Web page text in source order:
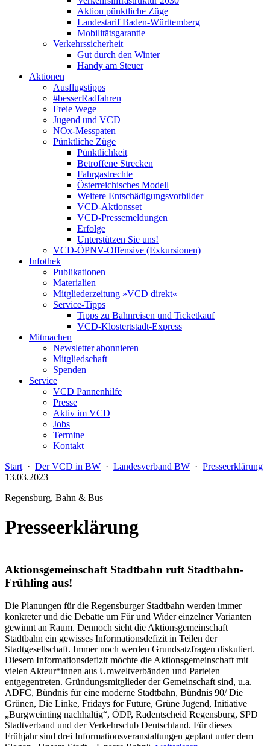
Aktion pünktliche Züge
Landestarif Baden-Württemberg
Mobilitätsgarantie
Verkehrssicherheit
Gut durch den Winter
Handy am Steuer
Aktionen
Ausflugstipps
#besserRadfahren
Freie Wege
Jugend und VCD
NOx-Messpaten
Pünktliche Züge
Pünktlichkeit
Betroffene Strecken
Fahrgastrechte
Österreichisches Modell
Weitere Entschädigungsvorbilder
VCD-Aktionsset
VCD-Pressemeldungen
Erfolge
Unterstützen Sie uns!
VCD-ÖPNV-Offensive (Exkursionen)
Infothek
Publikationen
Materialien
Mitgliederzeitung »VCD direkt«
Service-Tipps
Tipps zu Bahnreisen und Ticketkauf
VCD-Klostertstadt-Express
Mitmachen
Newsletter abonnieren
Mitgliedschaft
Spenden
Service
VCD Pannenhilfe
Presse
Aktiv im VCD
Jobs
Termine
Kontakt
Start · Der VCD in BW · Landesverband BW · Presseerklärung
13.03.2023
Regensburg, Bahn & Bus
Presseerklärung
Aktionsgemeinschaft Stadtbahn ruft Stadtbahn-
Frühling aus!
Die Planungen für die Regensburger Stadtbahn werden immer
konkreter und die Debatte um Für und Wider einzelner Varianten
gewinnt an Raum. Dennoch sieht die Aktionsgemeinschaft
Stadtbahn ein gewisses Informationsdefizit in Teilen der
Stadtgesellschaft. Immer noch werden Grundsatzfragen diskutiert.
Diesem Informationsdefizit möchte die Aktionsgemeinschaft mit
vielen Akteur*innen aus Umweltverbänden und Parteien
entgegentreten. Gründungsmitglieder der Gemeinschaft sind, u.a.
ADFC, Bündnis für eine moderne Stadtbahn, Bündnis 90/ Die
Grünen, Die Linke, Fridays for Future, Grüne Jugend, Initiative
„Burgweinting nachhaltig“, ÖDP, Radentscheid Regensburg, SPD
Stadtverband und der Verkehrsclub Deutschland. Für dieses
Frühjahr sind drei Informationsveranstaltungen geplant unter dem